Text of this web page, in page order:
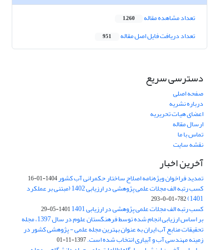
تعداد مشاهده مقاله 1,260
تعداد دریافت فایل اصل مقاله 951
دسترسی سریع
صفحه اصلی
درباره نشریه
اعضای هیات تحریریه
ارسال مقاله
تماس با ما
نقشه سایت
آخرین اخبار
تمدید فراخوان ویژه‌نامه اصلاح ساختار حکمرانی آب کشور1404-01-16
کسب رتبه الف مجلات علمی پژوهشی در ارزیابی 1402 (مبتنی بر عملکرد
1401)
782-01-0-293
کسب رتبه الف مجلات علمی پژوهشی در ارزیابی 1401 1401-05-29
بر اساس ارزیابی انجام شده توسط فرهنگستان علوم در سال 1397، مجله
تحقیقات منابع آب ایران به عنوان بهترین مجله علمی - پژوهشی کشور در
زمینه مهندسی آب و آبیاری انتخاب شده است.1397-11-01